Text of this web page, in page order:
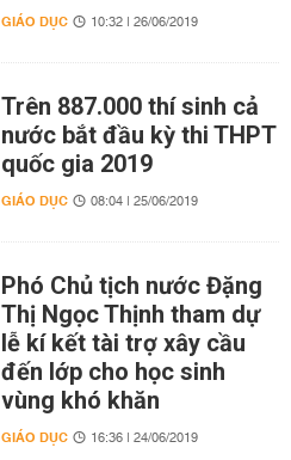
GIÁO DỤC 10:32 | 26/06/2019
Trên 887.000 thí sinh cả
nước bắt đầu kỳ thi THPT
quốc gia 2019
GIÁO DỤC 08:04 | 25/06/2019
Phó Chủ tịch nước Đặng
Thị Ngọc Thịnh tham dự
lễ kí kết tài trợ xây cầu
đến lớp cho học sinh
vùng khó khăn
GIÁO DỤC 16:36 | 24/06/2019